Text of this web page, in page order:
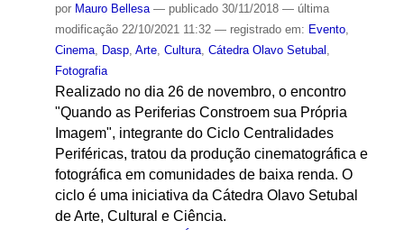
por Mauro Bellesa — publicado30/11/2018 — última
modificação22/10/2021 11:32 — registrado em: Evento,
Cinema, Dasp, Arte, Cultura, Cátedra Olavo Setubal
Fotografia
Realizado no dia 26 de novembro, o encontro
"Quando as Periferias Constroem sua Própria
Imagem", integrante do Ciclo Centralidades
Periféricas, tratou da produção cinematográfica e
fotográfica em comunidades de baixa renda. O
ciclo é uma iniciativa da Cátedra Olavo Setubal
de Arte, Cultural e Ciência.